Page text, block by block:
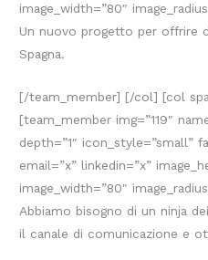
image_width=”80″
Un nuovo progetto per offrire
Spagna.
[/team_member] [/col] [col
[team_member img=”119″
depth=”1″ icon_style=”small”
email=”x” linkedin=”x”
image_width=”80″
Abbiamo bisogno di un ninja
il canale di comunicazione e